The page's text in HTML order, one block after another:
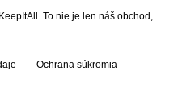
To nie je len náš obchod,
Ochrana súkromia